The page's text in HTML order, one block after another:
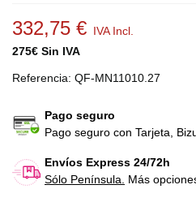
332,75 € IVA Incl.
275€ Sin IVA
Referencia: QF-MN11010.27
Pago seguro
Pago seguro con Tarjeta,
Envíos Express 24/72h
Sólo Península.
Más